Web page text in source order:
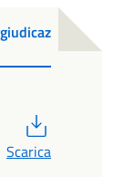
Scarica